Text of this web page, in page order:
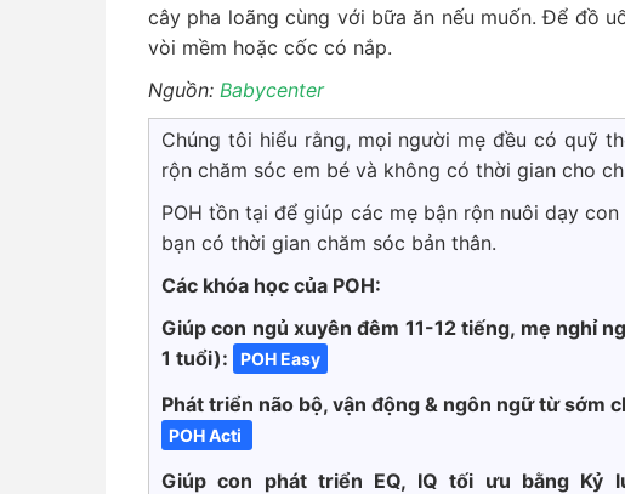
cây pha loãng cùng với bữa ăn nếu muốn. Để đồ
vòi mềm hoặc cốc có nắp.
Nguồn: Babycenter
Chúng tôi hiểu rằng, mọi người mẹ đều có quỹ
rộn chăm sóc em bé và không có thời gian cho
POH tồn tại để giúp các mẹ bận rộn nuôi dạy
bạn có thời gian chăm sóc bản thân.
Các khóa học của POH:
Giúp con ngủ xuyên đêm 11-12 tiếng, mẹ nghỉ
1 tuổi):
POH Easy
Phát triển não bộ, vận động & ngôn ngữ từ sớm
POH Acti
Giúp con phát triển EQ, IQ tối ưu bằng Kỷ